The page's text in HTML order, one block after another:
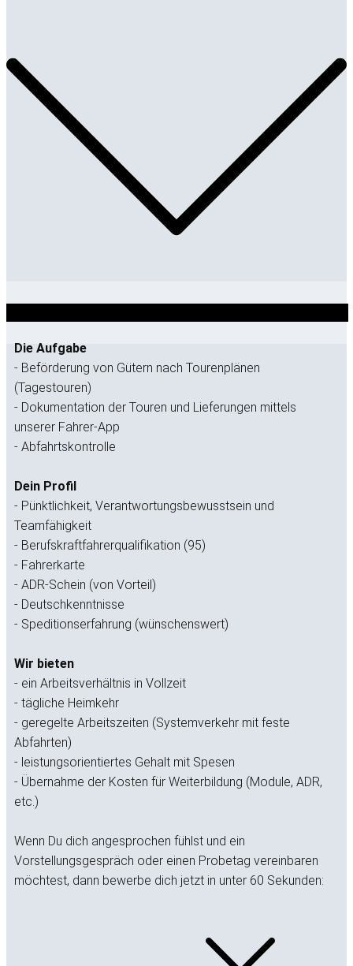
Die Aufgabe
- ​Beförderung von Gütern nach Tourenplänen
(Tagestouren)
- ​Dokumentation der Touren und Lieferungen mittels
unserer Fahrer-App
- ​Abfahrtskontrolle
Dein Profil
- Pünktlichkeit, Verantwortungsbewusstsein und
Teamfähigkeit
- ​Berufskraftfahrerqualifikation (95)
- Fahrerkarte
- ADR-Schein (von Vorteil)
- Deutschkenntnisse
- Speditionserfahrung (wünschenswert)
Wir bieten
- ​ein Arbeitsverhältnis in Vollzeit
- ​tägliche Heimkehr
- ​geregelte Arbeitszeiten (Systemverkehr mit feste
Abfahrten)
- leistungsorientiertes Gehalt mit Spesen
- Übernahme der Kosten für Weiterbildung (Module, ADR,
etc.)
Wenn Du dich angesprochen fühlst und ein
Vorstellungsgespräch oder einen Probetag vereinbaren
möchtest, dann bewerbe dich jetzt in unter 60 Sekunden: